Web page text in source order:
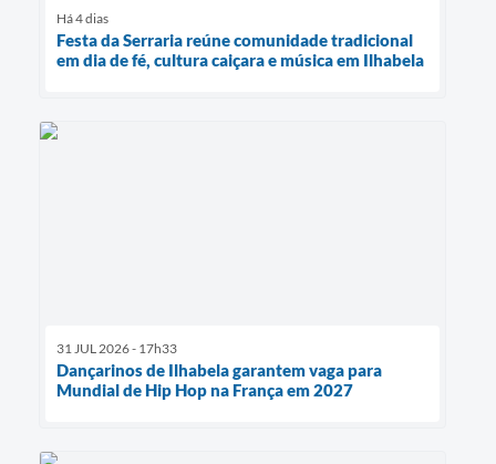
Há 4 dias
Festa da Serraria reúne comunidade tradicional
em dia de fé, cultura caiçara e música em Ilhabela
31 JUL 2026 - 17h33
Dançarinos de Ilhabela garantem vaga para
Mundial de Hip Hop na França em 2027